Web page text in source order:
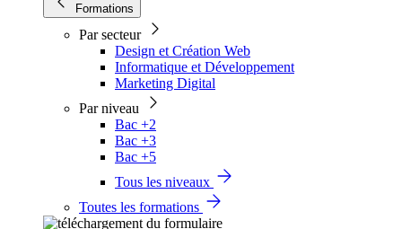
Formations
Par secteur
Design et Création Web
Informatique et Développement
Marketing Digital
Par niveau
Bac +2
Bac +3
Bac +5
Tous les niveaux
Toutes les formations